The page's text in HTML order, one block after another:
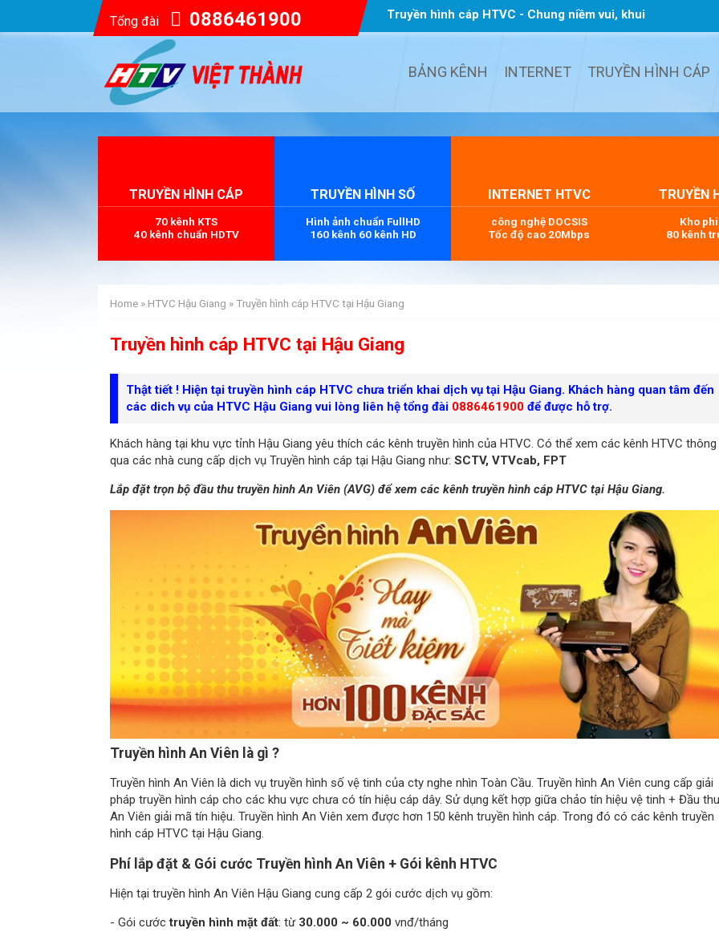
Tổng đài 0886461900 Truyền hình cáp HTVC - Chung niềm vui, khui
BẢNG KÊNH INTERNET TRUYỀN HÌNH CÁP
TRUYỀN HÌNH CÁP
70 kênh KTS
40 kênh chuẩn HDTV
TRUYỀN HÌNH SỐ
Hình ảnh chuẩn FullHD
160 kênh 60 kênh HD
INTERNET HTVC
công nghệ DOCSIS
Tốc độ cao 20Mbps
TRUYỀN
Kho
80 kênh
Home » HTVC Hậu Giang »Truyền hình cáp HTVC tại Hậu Giang
Truyền hình cáp HTVC tại Hậu Giang
Thật tiết ! Hiện tại truyền hình cáp HTVC chưa triển khai dịch vụ tại Hậu Giang. Khách hàng quan tâm đến
các dich vụ của HTVC Hậu Giang vui lòng liên hệ tổng đài 0886461900 để được hỗ trợ.
Khách hàng tại khu vực tỉnh Hậu Giang yêu thích các kênh truyền hình của HTVC. Có thể xem các kênh HTVC thông
qua các nhà cung cấp dịch vụ Truyền hình cáp tại Hậu Giang như: SCTV, VTVcab, FPT
Lắp đặt trọn bộ đầu thu truyền hình An Viên (AVG) để xem các kênh truyền hình cáp HTVC tại Hậu Giang.
Truyền hình An Viên là gì ?
Truyền hình An Viên là dich vụ truyền hình số vệ tinh của cty nghe nhìn Toàn Cầu. Truyền hình An Viên cung cấp giải
pháp truyền hình cáp cho các khu vực chưa có tín hiệu cáp dây. Sử dụng kết hợp giữa chảo tín hiệu vệ tinh + Đầu thu
An Viên giải mã tín hiệu. Truyền hình An Viên xem được hơn 150 kênh truyền hình cáp. Trong đó có các kênh truyền
hình cáp HTVC tại Hậu Giang.
Phí lắp đặt & Gói cước Truyền hình An Viên + Gói kênh HTVC
Hiện tại truyền hình An Viên Hậu Giang cung cấp 2 gói cước dịch vụ gồm:
- Gói cướctruyền hình mặt đất: từ 30.000 ~ 60.000 vnđ/tháng